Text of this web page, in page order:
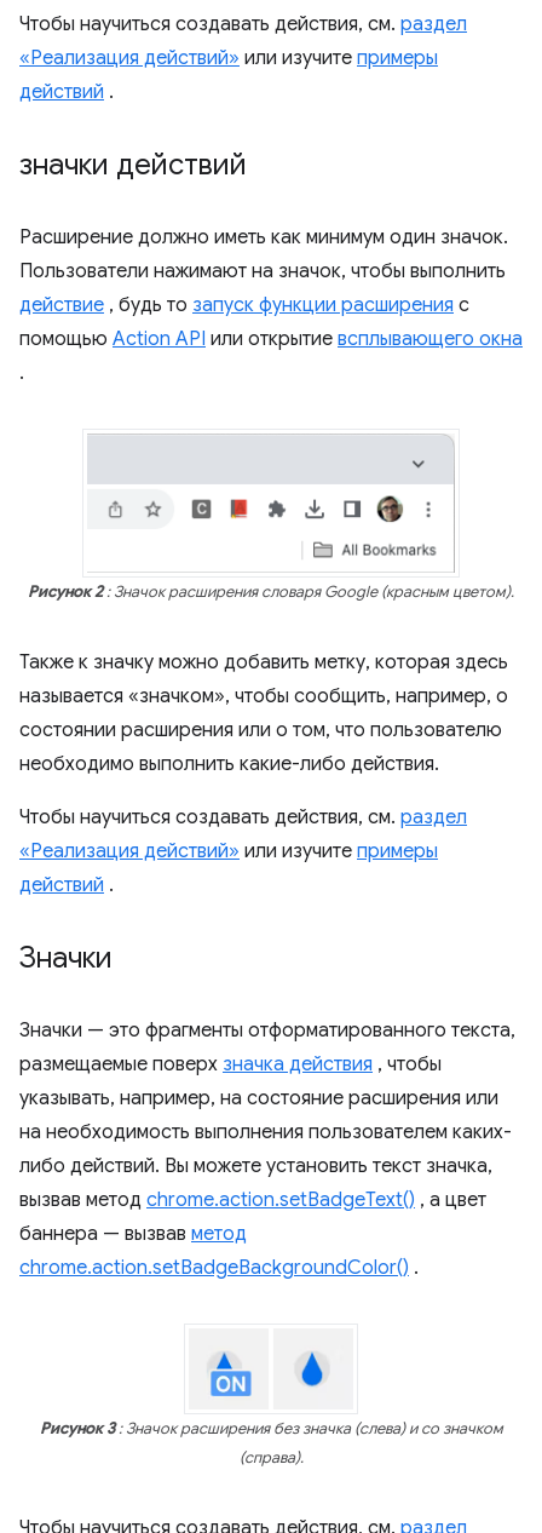
Чтобы научиться создавать действия, см. раздел
«Реализация действий» или изучите примеры
действий .
значки действий
Расширение должно иметь как минимум один значок.
Пользователи нажимают на значок, чтобы выполнить
действие , будь то запуск функции расширения с
помощью Action API или открытие всплывающего окна
.
Рисунок 2: Значок расширения словаря Google (красным цветом).
Также к значку можно добавить метку, которая здесь
называется «значком», чтобы сообщить, например, о
состоянии расширения или о том, что пользователю
необходимо выполнить какие-либо действия.
Чтобы научиться создавать действия, см. раздел
«Реализация действий» или изучите примеры
действий .
Значки
Значки — это фрагменты отформатированного текста,
размещаемые поверх значка действия , чтобы
указывать, например, на состояние расширения или
на необходимость выполнения пользователем каких-
либо действий. Вы можете установить текст значка,
вызвав метод chrome.action.setBadgeText() , а цвет
баннера — вызвав метод
chrome.action.setBadgeBackgroundColor() .
Рисунок 3: Значок расширения без значка (слева) и со значком
(справа).
Чтобы научиться создавать действия, см. раздел